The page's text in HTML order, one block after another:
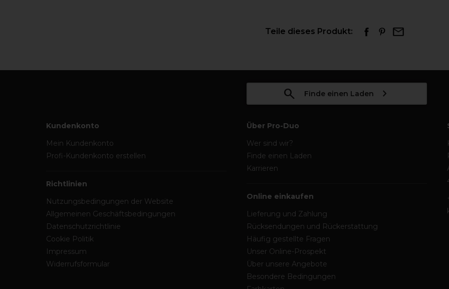
Teile dieses Produkt:
Finde einen Laden
Kundenkonto
Mein Kundenkonto
Profi-Kundenkonto erstellen
Richtlinien
Nutzungsbedingungen der Website
Allgemeinen Geschäftsbedingungen
Datenschutzrichtlinie
Cookie Politik
Impressum
Widerrufsformular
Über Pro-Duo
Wer sind wir?
Finde einen Laden
Karrieren
Online einkaufen
Lieferung und Zahlung
Rücksendungen und Rückerstattung
Häufig gestellte Fragen
Unser Online-Prospekt
Über unsere Angebote
Besondere Bedingungen